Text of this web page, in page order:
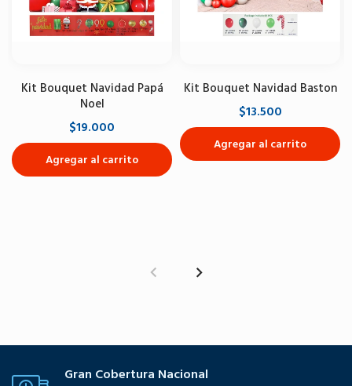
Kit Bouquet Navidad Papá
Noel
$19.000
Agregar al carrito
Kit Bouquet Navidad Baston
$13.500
Agregar al carrito
Gran Cobertura Nacional